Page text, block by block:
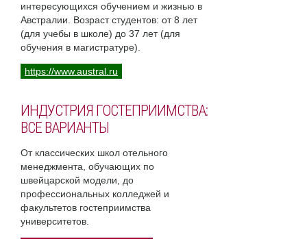
интересующихся обучением и жизнью в
Австралии. Возраст студентов: от 8 лет
(для учебы в школе) до 37 лет (для
обучения в магистратуре).
https://www.austral.ru
ИНДУСТРИЯ ГОСТЕПРИИМСТВА:
ВСЕ ВАРИАНТЫ
От классических школ отельного
менеджмента, обучающих по
швейцарской модели, до
профессиональных колледжей и
факультетов гостеприимства
университетов.